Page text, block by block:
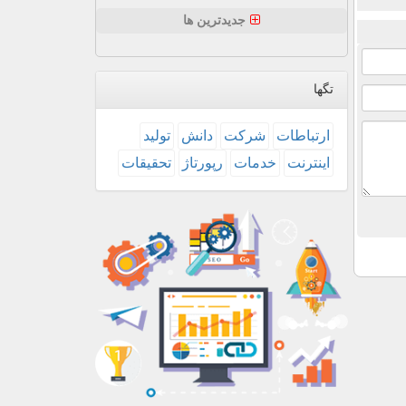
جدیدترین ها
تگها
ارتباطات شركت دانش
تولید
اینترنت
خدمات رپورتاژ تحقیقات